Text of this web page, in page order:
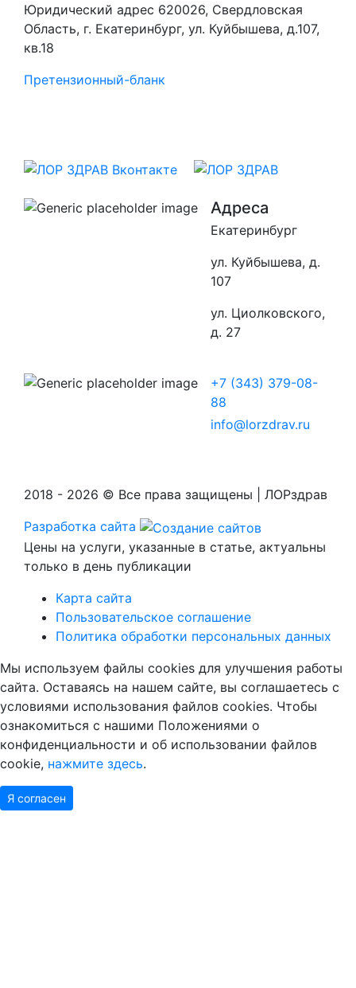
Юридический адрес 620026, Свердловская
Область, г. Екатеринбург, ул. Куйбышева, д.107,
кв.18
Претензионный-бланк
Адреса
Екатеринбург
ул. Куйбышева, д.
107
ул. Циолковского,
д. 27
+7 (343) 379-08-
88
info@lorzdrav.ru
2018 - 2026 © Все права защищены | ЛОРздрав
Разработка сайта
Цены на услуги, указанные в статье, актуальны
только в день публикации
Карта сайта
Пользовательское соглашение
Политика обработки персональных данных
Мы используем файлы cookies для улучшения работы
сайта. Оставаясь на нашем сайте, вы соглашаетесь с
условиями использования файлов cookies. Чтобы
ознакомиться с нашими Положениями о
конфиденциальности и об использовании файлов
cookie, нажмите здесь.
Я согласен